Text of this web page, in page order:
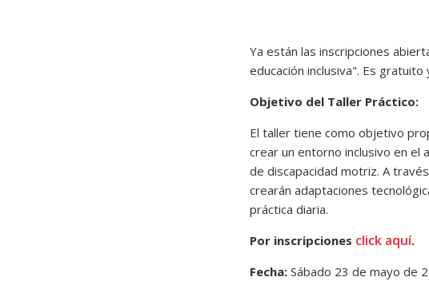
Ya están las inscripciones
educación inclusiva". Es gratuito
Objetivo del Taller Práctico:
El taller tiene como objetivo
crear un entorno inclusivo en el
de discapacidad motriz. A
crearán adaptaciones
práctica diaria.
Por inscripciones click aquí.
Fecha: Sábado 23 de mayo de